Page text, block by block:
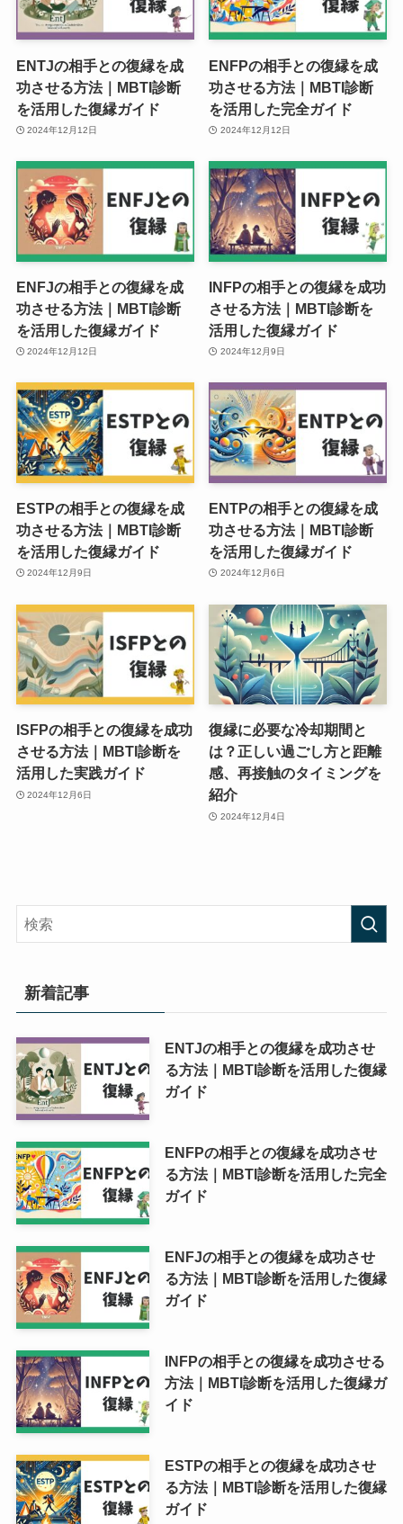
ENTJの相手との復縁を成
功させる方法｜MBTI診断
を活用した復縁ガイド
2024年12月12日
ENFPの相手との復縁を成
功させる方法｜MBTI診断
を活用した完全ガイド
2024年12月12日
ENFJの相手との復縁を成
功させる方法｜MBTI診断
を活用した復縁ガイド
2024年12月12日
INFPの相手との復縁を成功
させる方法｜MBTI診断を
活用した復縁ガイド
2024年12月9日
ESTPの相手との復縁を成
功させる方法｜MBTI診断
を活用した復縁ガイド
2024年12月9日
ENTPの相手との復縁を成
功させる方法｜MBTI診断
を活用した復縁ガイド
2024年12月6日
ISFPの相手との復縁を成功
させる方法｜MBTI診断を
活用した実践ガイド
2024年12月6日
復縁に必要な冷却期間と
は？正しい過ごし方と距離
感、再接触のタイミングを
紹介
2024年12月4日
新着記事
ENTJの相手との復縁を成功させ
る方法｜MBTI診断を活用した復縁
ガイド
ENFPの相手との復縁を成功させ
る方法｜MBTI診断を活用した完全
ガイド
ENFJの相手との復縁を成功させ
る方法｜MBTI診断を活用した復縁
ガイド
INFPの相手との復縁を成功させる
方法｜MBTI診断を活用した復縁ガ
イド
ESTPの相手との復縁を成功させ
る方法｜MBTI診断を活用した復縁
ガイド